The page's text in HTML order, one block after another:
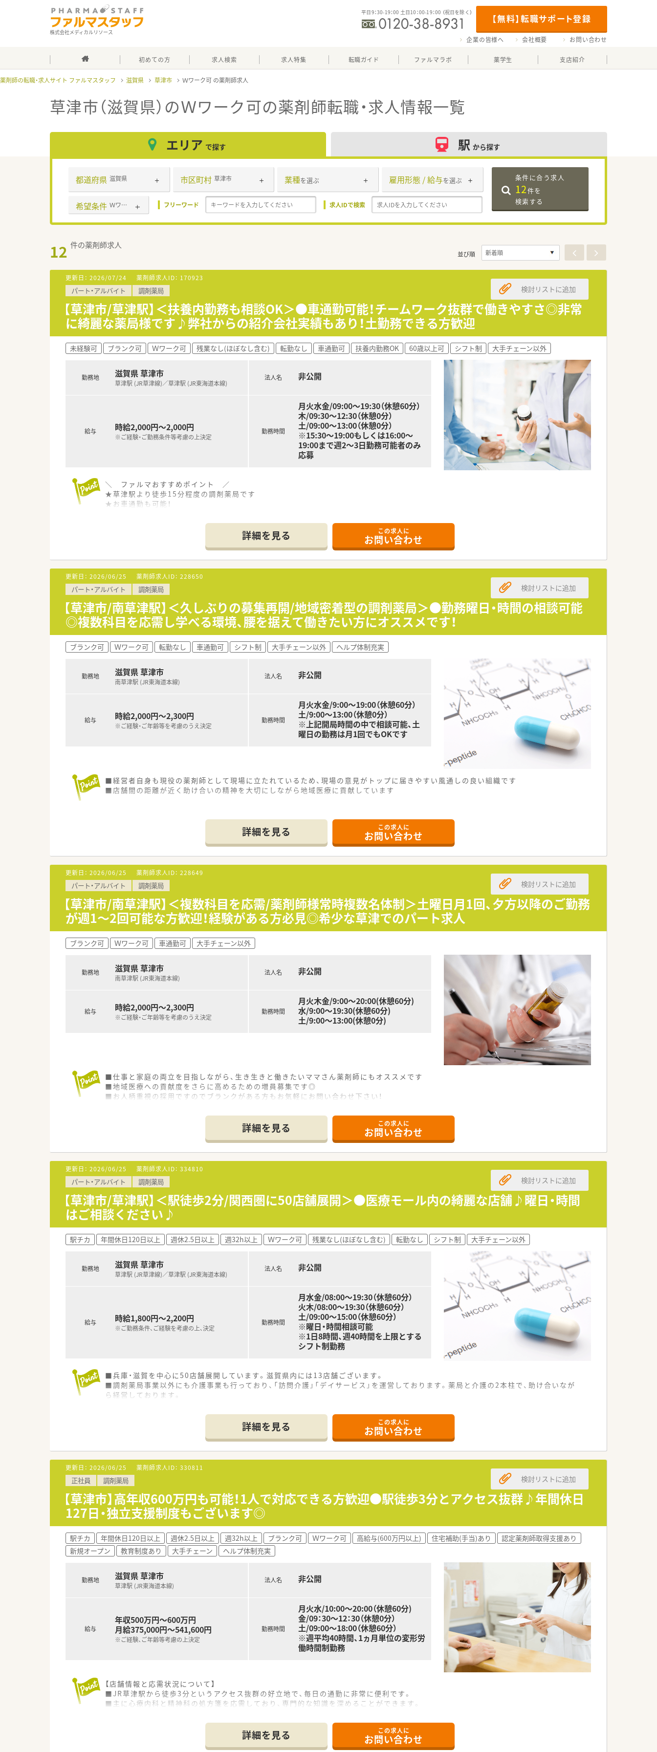
株式会社メディカルリソース
【無料】転職サポート登録
平日9：30-19：00 土日10：00-19：00 （祝日を除く）
企業の皆様へ 会社概要 お問い合わせ
初めての方 求人検索 求人特集 転職ガイド ファルマラボ 薬学生 支店紹介
薬剤師の転職・求人サイト ファルマスタッフ 滋賀県 草津市 Ｗワーク可
草津市（滋賀県）のＷワーク可の薬剤師転職・求人情報一覧
エリア で探す 駅 から探す
都道府県 滋賀県 市区町村 草津市 業種を選ぶ 雇用形態 / 給与を選ぶ
希望条件 Ｗワーク可 フリーワード 求人IDで検索
条件に合う求人
12件を
検索する
12 件の薬剤師求人
並び順
更新日： 2026/07/24 薬剤師求人ID： 170923
パート・アルバイト 調剤薬局
【草津市/草津駅】＜扶養内勤務も相談OK＞●車通勤可能！チームワーク抜群で働きやすさ◎非常
に綺麗な薬局様です♪弊社からの紹介会社実績もあり！土勤務できる方歓迎
検討リストに追加
未経験可 ブランク可 Ｗワーク可 残業なし(ほぼなし含む) 転勤なし 車通勤可 扶養内勤務OK 60歳以上可 シフト制 大手チェーン以外
勤務地 滋賀県 草津市
草津駅 (JR草津線)／草津駅 (JR東海道本線)
給与 時給2,000円～2,000円
※ご経験・ご勤務条件等考慮の上決定
法人名 非公開
勤務時間
月火水金/09:00～19:30（休憩60分）
木/09:30～12:30（休憩0分）
土/09:00～13:00（休憩0分）
※15:30～19:00もしくは16:00～
19:00まで週2～3日勤務可能者のみ
応募
＼ ファルマおすすめポイント ／
★草津駅より徒歩15分程度の調剤薬局です
★お車通勤も可能！
★週2回以上、19：30までの勤務もしくは土曜毎週勤務可能な方歓迎します
★個人薬局のため異動や転勤はございません詳細を見る この求人に
お問い合わせ
更新日： 2026/06/25 薬剤師求人ID： 228650
パート・アルバイト 調剤薬局
【草津市/南草津駅】＜久しぶりの募集再開/地域密着型の調剤薬局＞●勤務曜日・時間の相談可能
◎複数科目を応需し学べる環境、腰を据えて働きたい方にオススメです！
検討リストに追加
ブランク可 Ｗワーク可 転勤なし 車通勤可 シフト制 大手チェーン以外 ヘルプ体制充実
勤務地 滋賀県 草津市
南草津駅 (JR東海道本線)
給与 時給2,000円～2,300円
※ご経験・ご年齢等を考慮のうえ決定
法人名 非公開
勤務時間
月火水金/9:00～19:00（休憩60分）
土/9:00～13:00（休憩0分）
※上記開局時間の中で相談可能、土
曜日の勤務は月1回でもOKです
■経営者自身も現役の薬剤師として現場に立たれているため、現場の意見がトップに届きやすい風通しの良い組織です
■店舗間の距離が近く助け合いの精神を大切にしながら地域医療に貢献しています
詳細を見る この求人に
お問い合わせ
更新日： 2026/06/25 薬剤師求人ID： 228649
パート・アルバイト 調剤薬局
【草津市/南草津駅】＜複数科目を応需/薬剤師様常時複数名体制＞土曜日月1回、夕方以降のご勤務
が週1～2回可能な方歓迎！経験がある方必見◎希少な草津でのパート求人
検討リストに追加
ブランク可 Ｗワーク可 車通勤可 大手チェーン以外
勤務地 滋賀県 草津市
南草津駅 (JR東海道本線)
給与 時給2,000円～2,300円
※ご経験・ご年齢等を考慮のうえ決定
法人名 非公開
勤務時間
月火木金/9:00～20:00(休憩60分)
水/9:00～19:30(休憩60分)
土/9:00～13:00(休憩0分)
■仕事と家庭の両立を目指しながら、生き生きと働きたいママさん薬剤師にもオススメです
■地域医療への貢献度をさらに高めるための増員募集です◎
■お人柄重視の採用ですのでブランクがある方もお気軽にお問い合わせ下さい！
詳細を見る この求人に
お問い合わせ
更新日： 2026/06/25 薬剤師求人ID： 334810
パート・アルバイト 調剤薬局
【草津市/草津駅】＜駅徒歩2分/関西圏に50店舗展開＞●医療モール内の綺麗な店舗♪曜日・時間
はご相談ください♪
検討リストに追加
駅チカ 年間休日120日以上 週休2.5日以上 週32h以上 Ｗワーク可 残業なし(ほぼなし含む) 転勤なし シフト制 大手チェーン以外
勤務地 滋賀県 草津市
草津駅 (JR草津線)／草津駅 (JR東海道本線)
給与 時給1,800円～2,200円
※ご勤務条件、ご経験を考慮の上、決定
法人名 非公開
勤務時間
月水金/08:00～19:30（休憩60分）
火木/08:00～19:30（休憩60分）
土/09:00～15:00（休憩60分）
※曜日・時間相談可能
※1日8時間、週40時間を上限とする
シフト制勤務
■兵庫・滋賀を中心に50店舗展開しています。滋賀県内には13店舗ございます。
■調剤薬局事業以外にも介護事業も行っており、「訪問介護」「デイサービス」を運営しております。薬局と介護の2本柱で、助け合いなが
ら経営しております。
詳細を見る この求人に
お問い合わせ
更新日： 2026/06/25 薬剤師求人ID： 330811
正社員 調剤薬局
【草津市】高年収600万円も可能！1人で対応できる方歓迎●駅徒歩3分とアクセス抜群♪年間休日
127日・独立支援制度もございます◎
検討リストに追加
駅チカ 年間休日120日以上 週休2.5日以上 週32h以上 ブランク可 Ｗワーク可 高給与(600万円以上) 住宅補助(手当)あり
認定薬剤師取得支援あり
新規オープン
教育制度あり 大手チェーン ヘルプ体制充実
勤務地 滋賀県 草津市
草津駅 (JR東海道本線)
給与
年収500万円～600万円
月給375,000円～541,600円
※ご経験、ご年齢等考慮の上決定
法人名 非公開
勤務時間
月火水/10:00～20:00（休憩60分)
金/09：30～12：30（休憩0分）
土/09:00～18:00（休憩60分）
※週平均40時間、1ヵ月単位の変形労
働時間制勤務
【店舗情報と応需状況について】
■JR草津駅から徒歩3分というアクセス抜群の好立地で、毎日の通勤に非常に便利です。
■主に心療内科と精神科の処方箋を応需しており、専門的な知識を深めることができます。
■新規出店計画もあり、将来の店舗を担っていただける管理薬剤師候補を募集しています。
詳細を見る この求人に
お問い合わせ